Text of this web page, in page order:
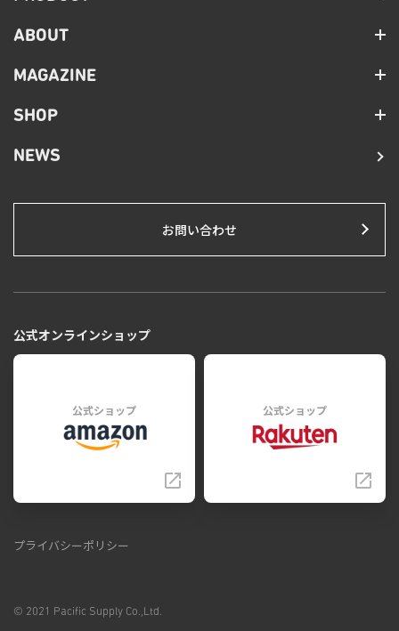
ABOUT
MAGAZINE
SHOP
NEWS
お問い合わせ
公式オンラインショップ
公式ショップ 公式ショップ
プライバシーポリシー
© 2021 Pacific Supply Co.,Ltd.